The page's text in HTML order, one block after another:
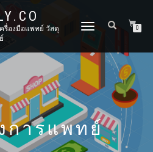
เครื่องมือแพทย์ วัสดุ
TOGGLE
0
การแพทย์